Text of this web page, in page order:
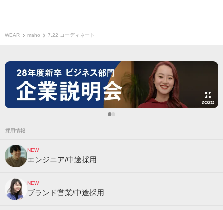
WEAR maho 7.22 コーディネート
採用情報
NEW
エンジニア/中途採用
NEW
ブランド営業/中途採用